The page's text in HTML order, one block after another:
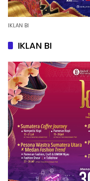
IKLAN BI
IKLAN BI